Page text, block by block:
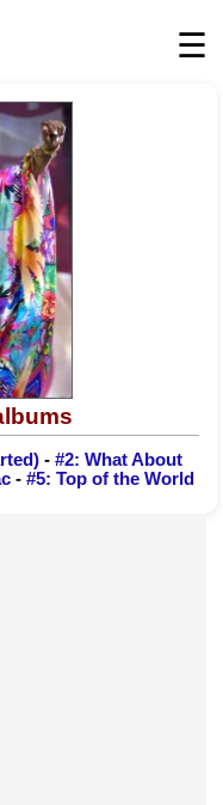
☰
- #2: What About
- #5: Top of the World